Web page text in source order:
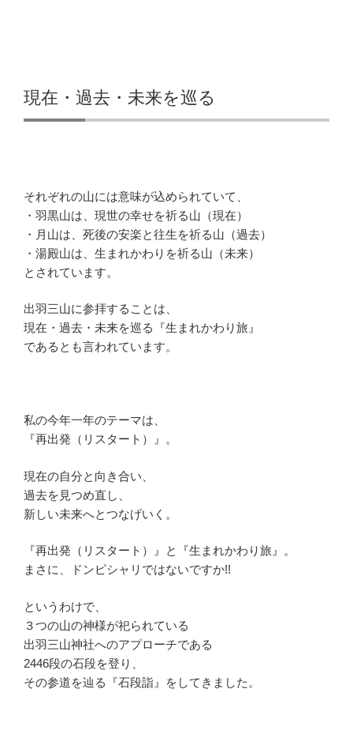
現在・過去・未来を巡る
それぞれの山には意味が込められていて、
・羽黒山は、現世の幸せを祈る山（現在）
・月山は、死後の安楽と往生を祈る山（過去）
・湯殿山は、生まれかわりを祈る山（未来）
とされています。
出羽三山に参拝することは、
現在・過去・未来を巡る『生まれかわり旅』
であるとも言われています。
私の今年一年のテーマは、
『再出発（リスタート）』。
現在の自分と向き合い、
過去を見つめ直し、
新しい未来へとつなげいく。
『再出発（リスタート）』と『生まれかわり旅』。
まさに、ドンピシャリではないですか!!
というわけで、
３つの山の神様が祀られている
出羽三山神社へのアプローチである
2446段の石段を登り、
その参道を辿る『石段詣』をしてきました。